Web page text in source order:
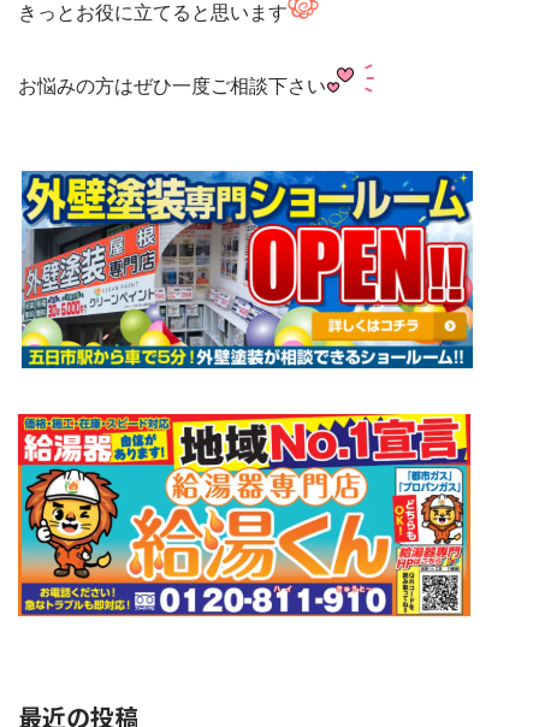
きっとお役に立てると思います
お悩みの方はぜひ一度ご相談下さい
最近の投稿